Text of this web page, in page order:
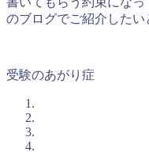
のブログでご紹介したい
受験のあがり症